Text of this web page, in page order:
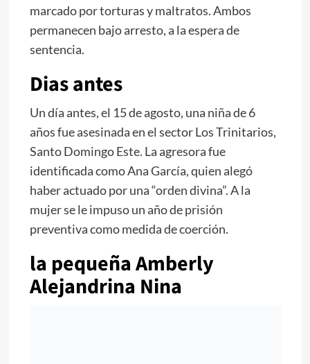
marcado por torturas y maltratos. Ambos
permanecen bajo arresto, a la espera de
sentencia.
Dias antes
Un día antes, el 15 de agosto, una niña de 6
años fue asesinada en el sector Los Trinitarios,
Santo Domingo Este. La agresora fue
identificada como Ana García, quien alegó
haber actuado por una “orden divina”. A la
mujer se le impuso un año de prisión
preventiva como medida de coerción.
la pequeñaAmberly
Alejandrina Nina